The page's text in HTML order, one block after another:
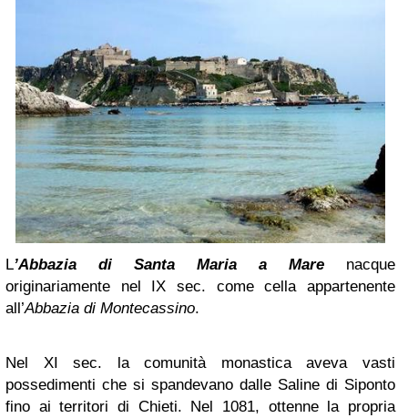
L’Abbazia di Santa Maria a Mare nacque
originariamente nel IX sec. come cella appartenente
all’Abbazia di Montecassino.
Nel XI sec. la comunità monastica aveva vasti
possedimenti che si spandevano dalle Saline di Siponto
fino ai territori di Chieti. Nel 1081, ottenne la propria